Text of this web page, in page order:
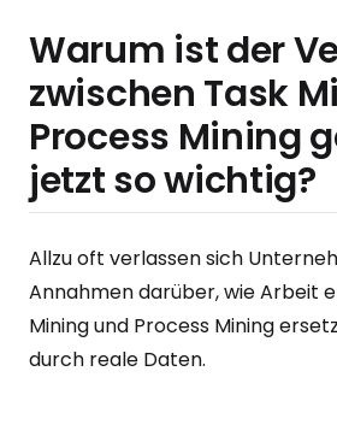
Warum ist der
zwischen Task
Process Mining
jetzt so wichtig?
Allzu oft verlassen sich
Annahmen darüber, wie Arbeit
Mining und Process Mining
durch reale Daten.